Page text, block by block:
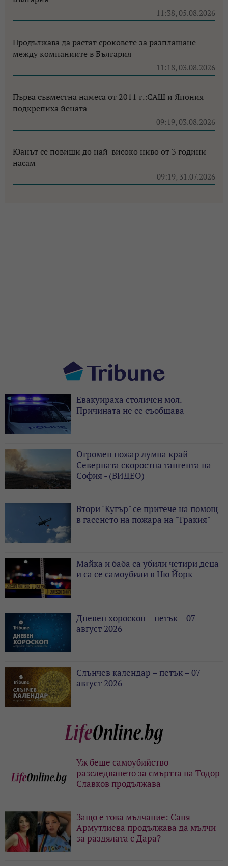
11:38, 05.08.2026
Продължава да растат сроковете за разплащане
между компаниите в България
11:18, 03.08.2026
Първа съвместна намеса от 2011 г.:САЩ и Япония
подкрепиха йената
09:19, 03.08.2026
Юанът се повиши до най-високо ниво от 3 години
насам
09:19, 31.07.2026
Евакуираха столичен мол.
Причината не се съобщава
Огромен пожар лумна край
Северната скоростна тангента на
София - (ВИДЕО)
Втори "Кугър" се притече на помощ
в гасенето на пожара на "Тракия"
Майка и баба са убили четири деца
и са се самоубили в Ню Йорк
Дневен хороскоп – петък – 07
август 2026
Слънчев календар – петък – 07
август 2026
Уж беше самоубийство -
разследването за смъртта на Тодор
Славков продължава
Защо е това мълчание: Саня
Армутлиева продължава да мълчи
за раздялата с Дара?